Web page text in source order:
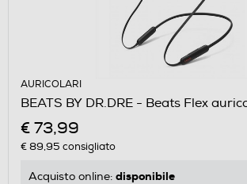
AURICOLARI
BEATS BY DR.DRE - Beats Flex
€ 73,99
€ 89,95 consigliato
Acquisto online: disponibile